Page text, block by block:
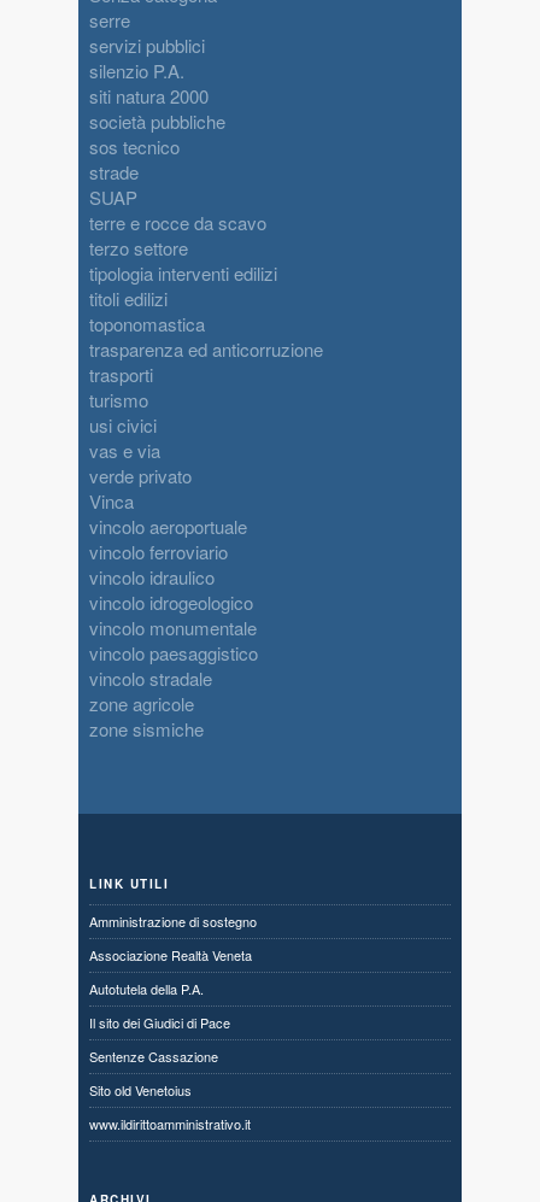
serre
servizi pubblici
silenzio P.A.
siti natura 2000
società pubbliche
sos tecnico
strade
SUAP
terre e rocce da scavo
terzo settore
tipologia interventi edilizi
titoli edilizi
toponomastica
trasparenza ed anticorruzione
trasporti
turismo
usi civici
vas e via
verde privato
Vinca
vincolo aeroportuale
vincolo ferroviario
vincolo idraulico
vincolo idrogeologico
vincolo monumentale
vincolo paesaggistico
vincolo stradale
zone agricole
zone sismiche
LINK UTILI
Amministrazione di sostegno
Associazione Realtà Veneta
Autotutela della P.A.
Il sito dei Giudici di Pace
Sentenze Cassazione
Sito old Venetoius
www.ildirittoamministrativo.it